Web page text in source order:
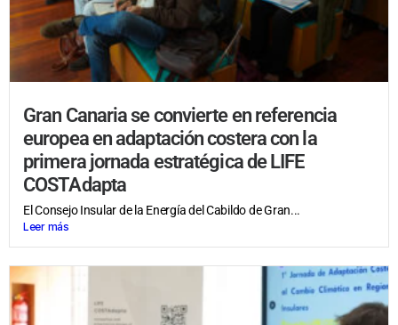
Gran Canaria se convierte en referencia
europea en adaptación costera con la
primera jornada estratégica de LIFE
COSTAdapta
El Consejo Insular de la Energía del Cabildo de Gran...
Leer más